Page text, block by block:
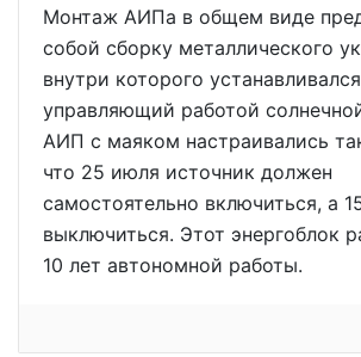
Монтаж АИПа в общем виде
собой сборку металлического
внутри которого
управляющий работой
АИП с маяком настраивались
что 25 июля источник должен
самостоятельно включиться, а
выключиться. Этот энергоблок
10 лет автономной работы.